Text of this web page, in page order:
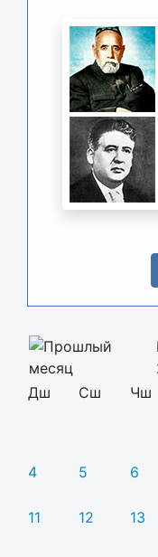
Дш
Сш Чш
4 5 6
11 12 13